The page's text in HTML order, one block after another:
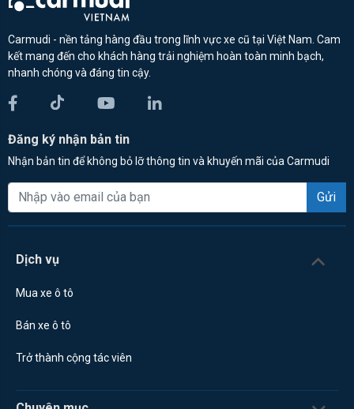
Carmudi - nền tảng hàng đầu trong lĩnh vực xe cũ tại Việt Nam. Cam
kết mang đến cho khách hàng trải nghiệm hoàn toàn minh bạch,
nhanh chóng và đáng tin cậy.
Đăng ký nhận bản tin
Nhận bản tin để không bỏ lỡ thông tin và khuyến mãi của Carmudi
Gửi
Dịch vụ
Mua xe ô tô
Bán xe ô tô
Trở thành cộng tác viên